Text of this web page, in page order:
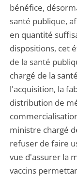
bénéfice,
santé publique,
en quantité
dispositions, cet
de la santé
chargé de la
l'acquisition, la
distribution de
ministre chargé
refuser de faire
vue d'assurer la
vaccins